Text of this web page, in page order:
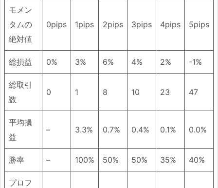
モメン
タムの
絶対値
0pips 1pips 2pips 3pips 4pips 5pips
総損益 0% 3% 6% 4% 2% -1%
総取引
数
0 1 8 10 23 47
平均損
益
– 3.3% 0.7% 0.4% 0.1% 0.0%
勝率 – 100% 50% 50% 35% 40%
プロフ